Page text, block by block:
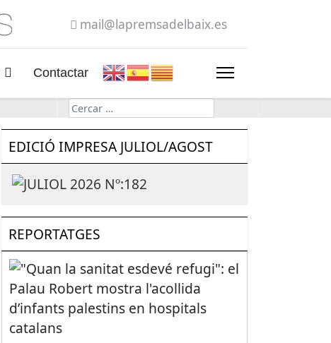
mail@lapremsadelbaix.es
Contactar
Cerca
EDICIÓ IMPRESA JULIOL/AGOST
REPORTATGES